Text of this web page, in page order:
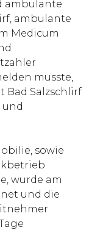
ambulante
ambulante
Medicum
musste,
Bad Salzschlirf
und
sowie
wurde am
und die